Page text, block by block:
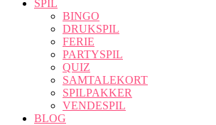
SPIL
BINGO
DRUKSPIL
FERIE
PARTYSPIL
QUIZ
SAMTALEKORT
SPILPAKKER
VENDESPIL
BLOG